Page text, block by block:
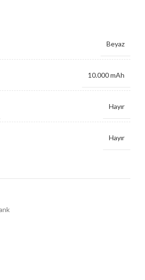
Beyaz
10.000 mAh
Hayır
Hayır